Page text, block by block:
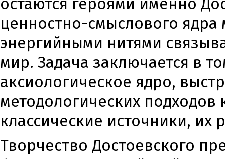
остаются героями именно
ценностно-смыслового
энергийными нитями
мир. Задача заключается в
аксиологическое ядро,
методологических
классические источники,
Творчество Достоевского